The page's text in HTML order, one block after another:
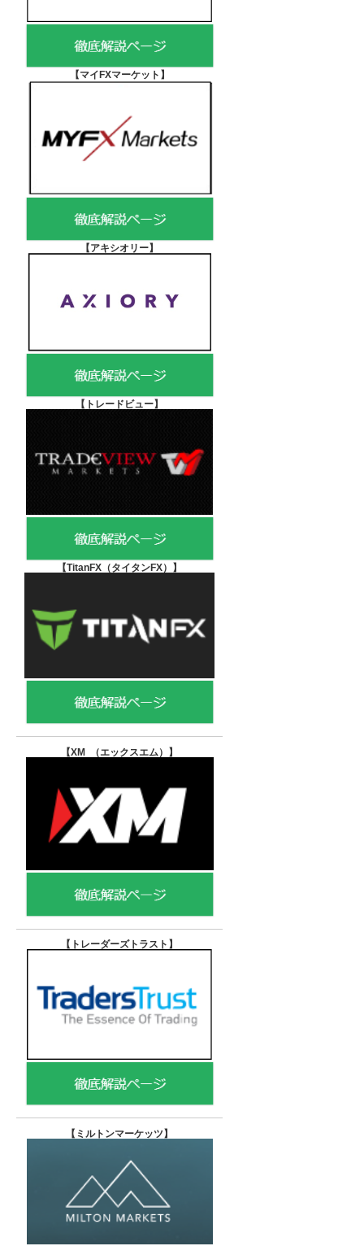
【マイFXマーケット 】
【アキシオリー】
【 トレードビュー】
【TitanFX（タイタンFX） 】
【XM （エックスエム） 】
【トレーダーズトラスト 】
【 ミルトンマーケッツ】